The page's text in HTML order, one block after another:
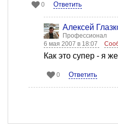
0 Ответить
Алексей
Профессионал
6 мая 2007 в 18:07
Как это супер - я
0 Ответить